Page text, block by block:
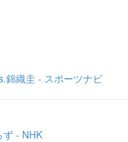
錦織圭 - スポーツナビ
ず - NHK